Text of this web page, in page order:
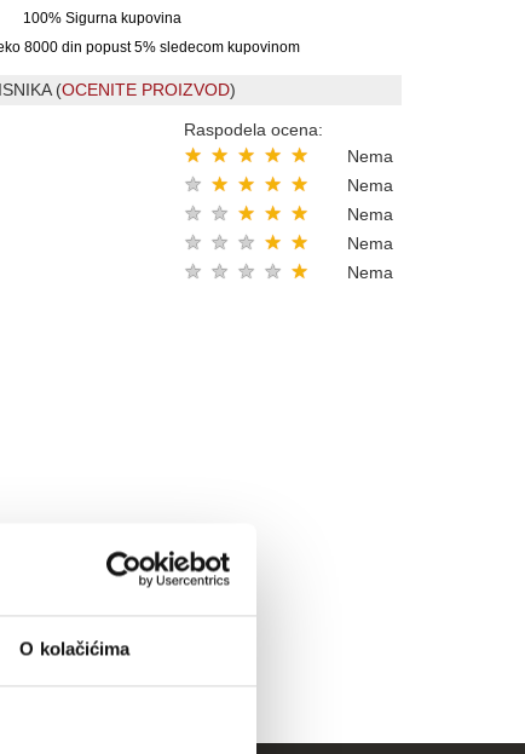
O kolačićima
100% Sigurna kupovina
8000 din popust 5% sledecom kupovinom
(OCENITE PROIZVOD)
Raspodela ocena:
★
★
★
★
★ Nema
★
★
★
★
★ Nema
★
★
★
★
★ Nema
★
★
★
★
★ Nema
★
★
★
★
★ Nema